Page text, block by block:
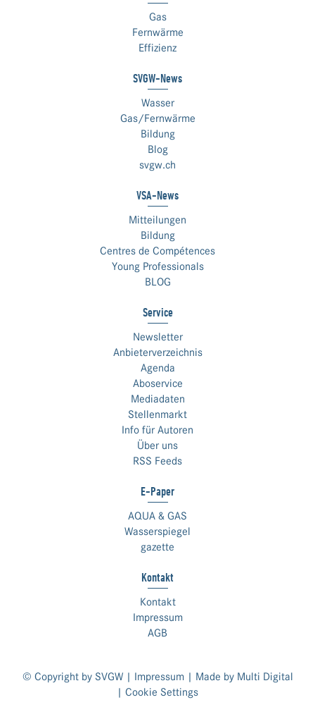
Gas
Fernwärme
Effizienz
SVGW-News
Wasser
Gas/Fernwärme
Bildung
Blog
svgw.ch
VSA-News
Mitteilungen
Bildung
Centres de Compétences
Young Professionals
BLOG
Service
Newsletter
Anbieterverzeichnis
Agenda
Aboservice
Mediadaten
Stellenmarkt
Info für Autoren
Über uns
RSS Feeds
E-Paper
AQUA & GAS
Wasserspiegel
gazette
Kontakt
Kontakt
Impressum
AGB
© Copyright by SVGW | Impressum| Made by Multi Digital
| Cookie Settings